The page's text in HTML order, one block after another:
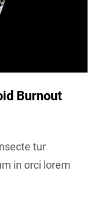
Burnout
tur
in orci lorem